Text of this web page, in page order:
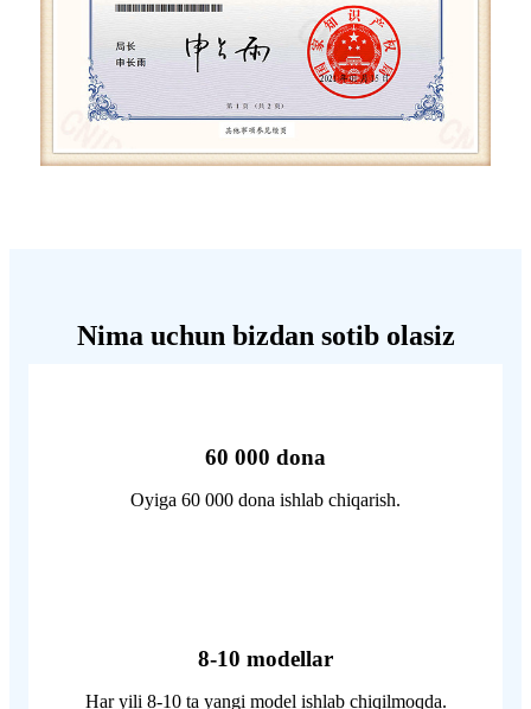
Nima uchun bizdan sotib olasiz
60 000 dona
Oyiga 60 000 dona ishlab chiqarish.
8-10 modellar
Har yili 8-10 ta yangi model ishlab chiqilmoqda.